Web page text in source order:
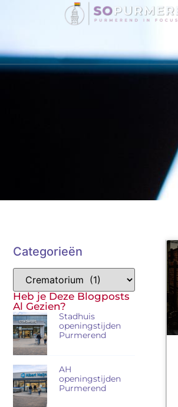
Categorieën
Heb je Deze Blogposts
Al Gezien?
Stadhuis
openingstijden
Purmerend
AH
openingstijden
Purmerend